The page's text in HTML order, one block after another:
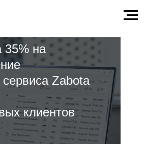
Medods YCLIENTS
(АП-Dent)
Архимед Medialog
35% на
Zabota
клиентов